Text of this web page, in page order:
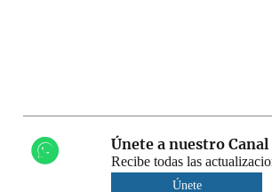
Únete a nuestro
Recibe todas las
Únete